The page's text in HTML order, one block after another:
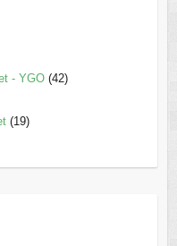
- YGO (42)
(19)